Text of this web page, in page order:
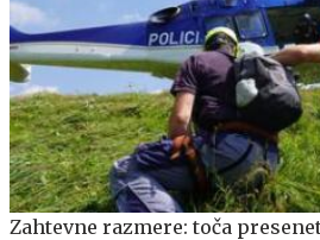
Zahtevne razmere: toča